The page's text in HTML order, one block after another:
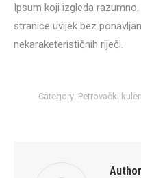
Ipsum koji izgleda
stranice uvijek bez
nekaraketerističnih riječi.
Category: Petrovački kulen